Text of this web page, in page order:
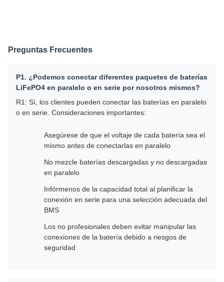
Preguntas Frecuentes
P1. ¿Podemos conectar diferentes paquetes de baterías
LiFePO4 en paralelo o en serie por nosotros mismos?
R1: Sí, los clientes pueden conectar las baterías en paralelo
o en serie. Consideraciones importantes:
Asegúrese de que el voltaje de cada batería sea el
mismo antes de conectarlas en paralelo
No mezcle baterías descargadas y no descargadas
en paralelo
Infórmenos de la capacidad total al planificar la
conexión en serie para una selección adecuada del
BMS
Los no profesionales deben evitar manipular las
conexiones de la batería debido a riesgos de
seguridad